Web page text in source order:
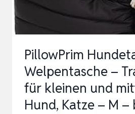
PillowPrim
Welpentasche –
für kleinen und
Hund, Katze – M